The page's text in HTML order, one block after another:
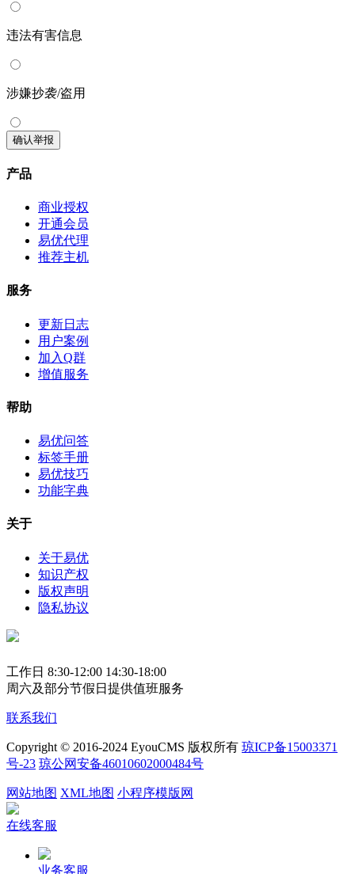
违法有害信息
涉嫌抄袭/盗用
确认举报
产品
商业授权
开通会员
易优代理
推荐主机
服务
更新日志
用户案例
加入Q群
增值服务
帮助
易优问答
标签手册
易优技巧
功能字典
关于
关于易优
知识产权
版权声明
隐私协议
工作日 8:30-12:00 14:30-18:00
周六及部分节假日提供值班服务
联系我们
Copyright © 2016-2024 EyouCMS 版权所有 琼ICP备15003371
号-23 琼公网安备46010602000484号
网站地图 XML地图 小程序模版网
在线客服
业务客服